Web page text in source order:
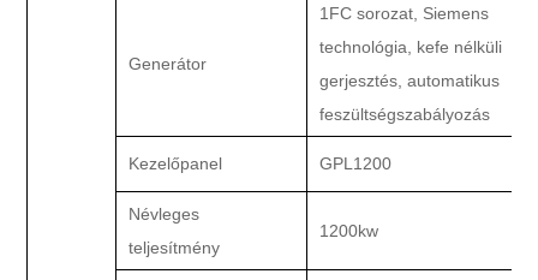
Generátor
1FC sorozat, Siemens
technológia, kefe nélküli
gerjesztés, automatikus
feszültségszabályozás
Kezelőpanel GPL1200
Névleges
teljesítmény
1200kw